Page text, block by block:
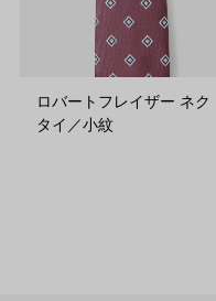
ロバートフレイザー ネク
タイ／小紋